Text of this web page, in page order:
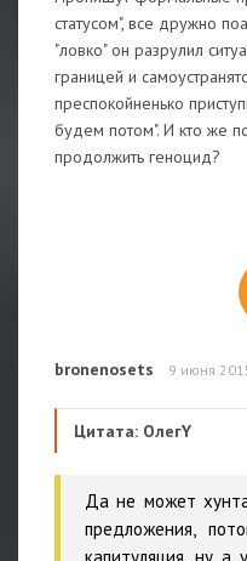
статусом", все дружно
"ловко" он разрулил
границей и
преспокойненько
будем потом". И кто же
продолжить геноцид?
bronenosets 9 июня
Цитата: ОлегY
Да не может
предложения,